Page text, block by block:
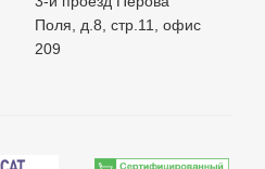
Поля, д.8, стр.11, офис
209